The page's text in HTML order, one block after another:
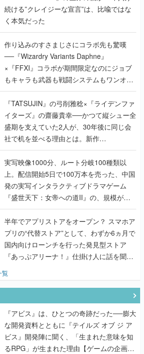
続ける”クレイジーな宣言”は、比喩ではな
く本気だった
作り込みのすさまじさにコラボ先も驚嘆
──『Wizardry Variants Daphne』
×『FFXI』コラボが期間限定なのにジョブ
もキャラも武器も戦闘システムもワンオフ
で作り込まれた理由を両ディレクターに聞
く
『TATSUJIN』の弓削雅稔×『ライデンファ
イターズ』の齋藤貴幸──かつて縦シュー全
盛期を支えていた2人が、30年後に同じ会
社で机を並べる理由とは。新作
『TATSUJIN EXTREME』で初タッグを組
んだレジェンド2人に訊く開発秘話
実写映像1000分、ルート分岐100種類以
上。配信開始5日で100万本を売った、中国
発の実写インタラクティブドラマゲーム
『盛世天下：女帝への道II』の、規模が違
うこだわりをプロデューサーに聞いた
半年でアプリストアをオープン？ スマホア
プリの“代替ストア”として、わずか6ヵ月で
国内向けローンチを行った発見型ストア
『あっぷアリーナ！』仕掛け人に話を聞い
てみた
覧
『アビス』は、ひとつの奇跡だった──膨大
な開発資料とともに『テイルズ オブ ジ ア
ビス』開発陣に聞く、「生まれた意味を知
るRPG」が生まれた理由【ゲームの企画